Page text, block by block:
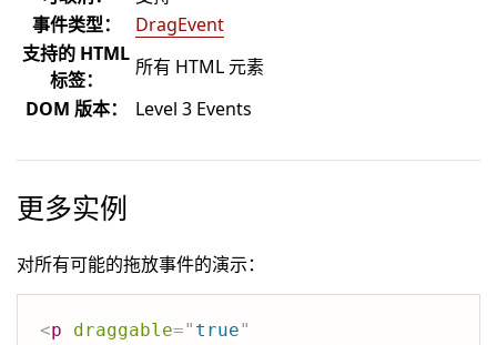
事件类型：
DragEvent
支持的 HTML
标签：
所有 HTML 元素
DOM 版本：
Level 3 Events
更多实例
对所有可能的拖放事件的演示：
<p draggable=" true"